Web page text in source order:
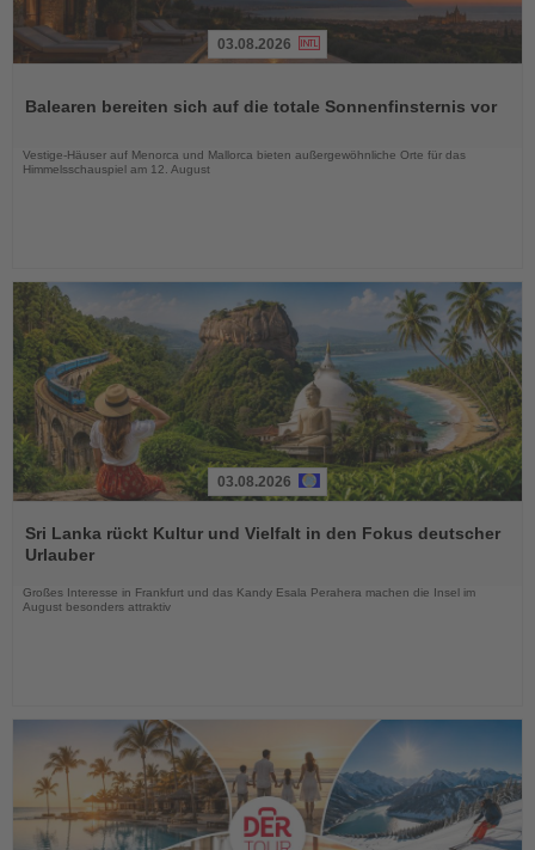
die
03.08.2026
Balearen bereiten sich auf die totale Sonnenfinsternis vor
Vestige-Häuser auf Menorca und Mallorca bieten außergewöhnliche Orte für das
Himmelsschauspiel am 12. August
Sie
die
03.08.2026
Sri Lanka rückt Kultur und Vielfalt in den Fokus deutscher
Urlauber
Großes Interesse in Frankfurt und das Kandy Esala Perahera machen die Insel im
August besonders attraktiv